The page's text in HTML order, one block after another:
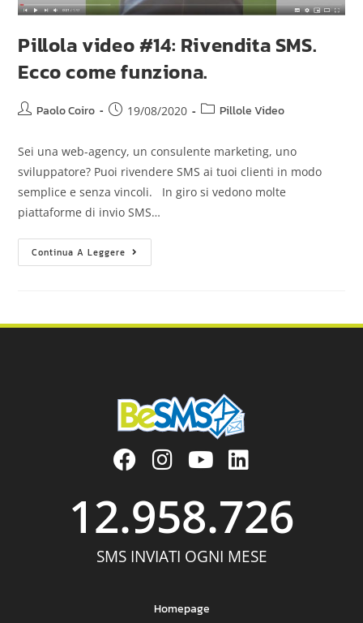
Pillola video #14: Rivendita SMS.
Ecco come funziona.
Paolo Coiro 19/08/2020 Pillole Video
Sei una web-agency, un consulente marketing, uno
sviluppatore? Puoi rivendere SMS ai tuoi clienti in modo
semplice e senza vincoli. In giro si vedono molte
piattaforme di invio SMS…
Continua A Leggere
SMS INVIATI OGNI MESE
12.958.726
Homepage